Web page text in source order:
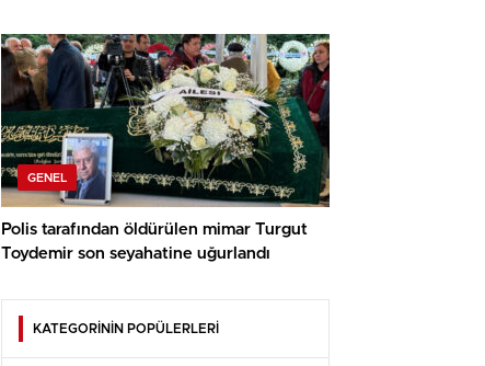
GENEL
Polis tarafından öldürülen mimar Turgut
Toydemir son seyahatine uğurlandı
KATEGORİNİN POPÜLERLERİ